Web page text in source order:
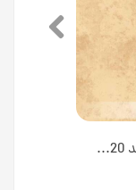
کتیبه پرده پلی استایرن 20 سانت کد K20 [انبار تهران]